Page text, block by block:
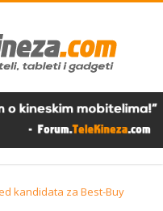
kandidata za Best-Buy